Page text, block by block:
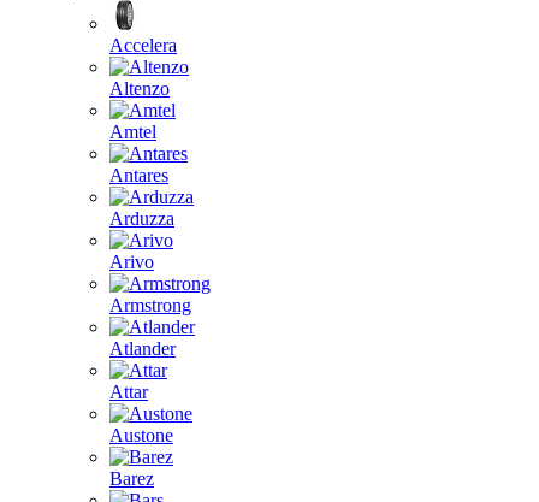
Accelera
Altenzo
Amtel
Antares
Arduzza
Arivo
Armstrong
Atlander
Attar
Austone
Barez